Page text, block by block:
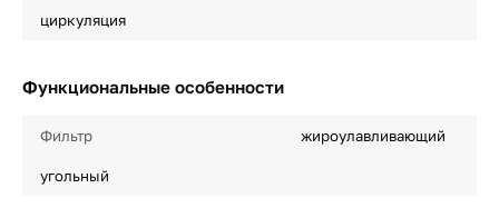
циркуляция
Функциональные особенности
Фильтр жироулавливающий
угольный